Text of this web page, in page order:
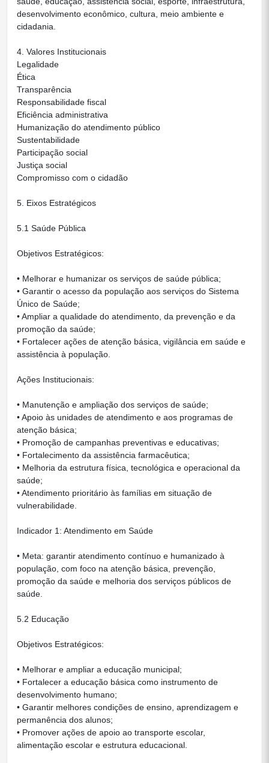
desenvolvimento econômico, cultura, meio ambiente e
cidadania.
4. Valores Institucionais
Legalidade
Ética
Transparência
Responsabilidade fiscal
Eficiência administrativa
Humanização do atendimento público
Sustentabilidade
Participação social
Justiça social
Compromisso com o cidadão
5. Eixos Estratégicos
5.1 Saúde Pública
Objetivos Estratégicos:
• Melhorar e humanizar os serviços de saúde pública;
• Garantir o acesso da população aos serviços do Sistema
Único de Saúde;
• Ampliar a qualidade do atendimento, da prevenção e da
promoção da saúde;
• Fortalecer ações de atenção básica, vigilância em saúde e
assistência à população.
Ações Institucionais:
• Manutenção e ampliação dos serviços de saúde;
• Apoio às unidades de atendimento e aos programas de
atenção básica;
• Promoção de campanhas preventivas e educativas;
• Fortalecimento da assistência farmacêutica;
• Melhoria da estrutura física, tecnológica e operacional da
saúde;
• Atendimento prioritário às famílias em situação de
vulnerabilidade.
Indicador 1: Atendimento em Saúde
• Meta: garantir atendimento contínuo e humanizado à
população, com foco na atenção básica, prevenção,
promoção da saúde e melhoria dos serviços públicos de
saúde.
5.2 Educação
Objetivos Estratégicos:
• Melhorar e ampliar a educação municipal;
• Fortalecer a educação básica como instrumento de
desenvolvimento humano;
• Garantir melhores condições de ensino, aprendizagem e
permanência dos alunos;
• Promover ações de apoio ao transporte escolar,
alimentação escolar e estrutura educacional.